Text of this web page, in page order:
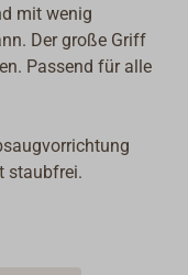
mit wenig
Der große Griff
Passend für alle
staubfrei.